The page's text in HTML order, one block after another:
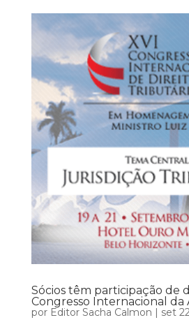
Sócios têm participação de
Congresso Internacional da
por Editor Sacha Calmon | set